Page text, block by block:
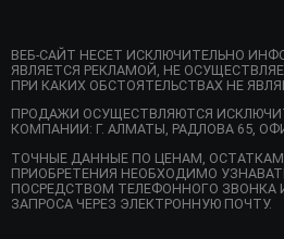
ВЕБ-САЙТ НЕСЕТ ИСКЛЮЧИТЕЛЬНО
ЯВЛЯЕТСЯ РЕКЛАМОЙ, НЕ
ПРИ КАКИХ ОБСТОЯТЕЛЬСТВАХ НЕ
ПРОДАЖИ ОСУЩЕСТВЛЯЮТСЯ
КОМПАНИИ: Г. АЛМАТЫ, РАДЛОВА 65,
ТОЧНЫЕ ДАННЫЕ ПО ЦЕНАМ,
ПРИОБРЕТЕНИЯ НЕОБХОДИМО
ПОСРЕДСТВОМ ТЕЛЕФОННОГО ЗВОНКА
ЗАПРОСА ЧЕРЕЗ ЭЛЕКТРОННУЮ ПОЧТУ.